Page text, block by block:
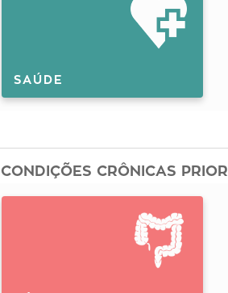
SAÚDE
CONDIÇÕES CRÔNICAS